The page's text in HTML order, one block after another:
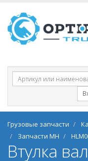
Грузовые запчасти
Запчасти MH
Втулка